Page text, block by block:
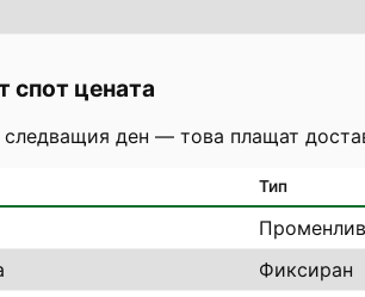
спот цената
ден — това плащат
Тип
Фиксиран